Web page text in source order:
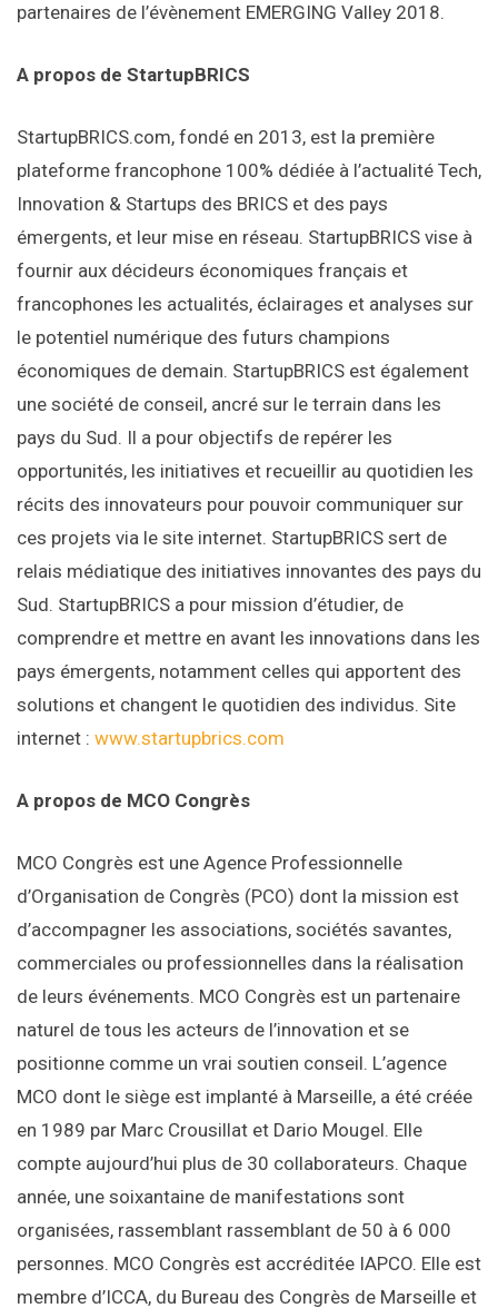
partenaires de l’évènement EMERGING Valley 2018.
A propos de StartupBRICS
StartupBRICS.com, fondé en 2013, est la première
plateforme francophone 100% dédiée à l’actualité Tech,
Innovation & Startups des BRICS et des pays
émergents, et leur mise en réseau. StartupBRICS vise à
fournir aux décideurs économiques français et
francophones les actualités, éclairages et analyses sur
le potentiel numérique des futurs champions
économiques de demain. StartupBRICS est également
une société de conseil, ancré sur le terrain dans les
pays du Sud. Il a pour objectifs de repérer les
opportunités, les initiatives et recueillir au quotidien les
récits des innovateurs pour pouvoir communiquer sur
ces projets via le site internet. StartupBRICS sert de
relais médiatique des initiatives innovantes des pays du
Sud. StartupBRICS a pour mission d’étudier, de
comprendre et mettre en avant les innovations dans les
pays émergents, notamment celles qui apportent des
solutions et changent le quotidien des individus. Site
internet : www.startupbrics.com
A propos de MCO Congrès
MCO Congrès est une Agence Professionnelle
d’Organisation de Congrès (PCO) dont la mission est
d’accompagner les associations, sociétés savantes,
commerciales ou professionnelles dans la réalisation
de leurs événements. MCO Congrès est un partenaire
naturel de tous les acteurs de l’innovation et se
positionne comme un vrai soutien conseil. L’agence
MCO dont le siège est implanté à Marseille, a été créée
en 1989 par Marc Crousillat et Dario Mougel. Elle
compte aujourd’hui plus de 30 collaborateurs. Chaque
année, une soixantaine de manifestations sont
organisées, rassemblant rassemblant de 50 à 6 000
personnes. MCO Congrès est accréditée IAPCO. Elle est
membre d’ICCA, du Bureau des Congrès de Marseille et